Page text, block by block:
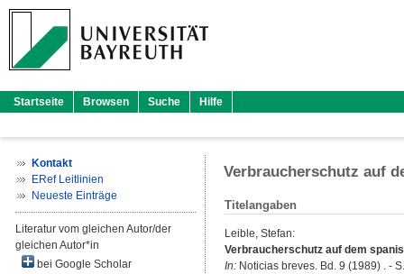
Startseite Browsen Suche Hilfe
Kontakt
ERef Leitlinien
Neueste Einträge
Literatur vom gleichen Autor/der
gleichen Autor*in
bei Google Scholar
Verbraucherschutz auf
Titelangaben
Leible, Stefan:
Verbraucherschutz auf dem
In: Noticias breves. Bd. 9 (1989) . -